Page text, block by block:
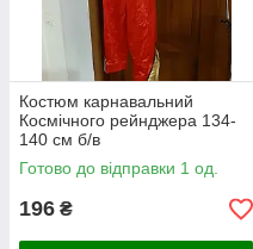
Костюм карнавальний
Космічного рейнджера 134-
140 см б/в
Готово до відправки 1 од.
196 ₴